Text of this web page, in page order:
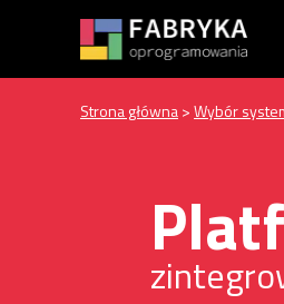
Przycisk
Strona główna>Wybór